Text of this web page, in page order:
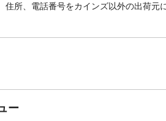
住所、電話番号をカインズ以外の出荷
ー